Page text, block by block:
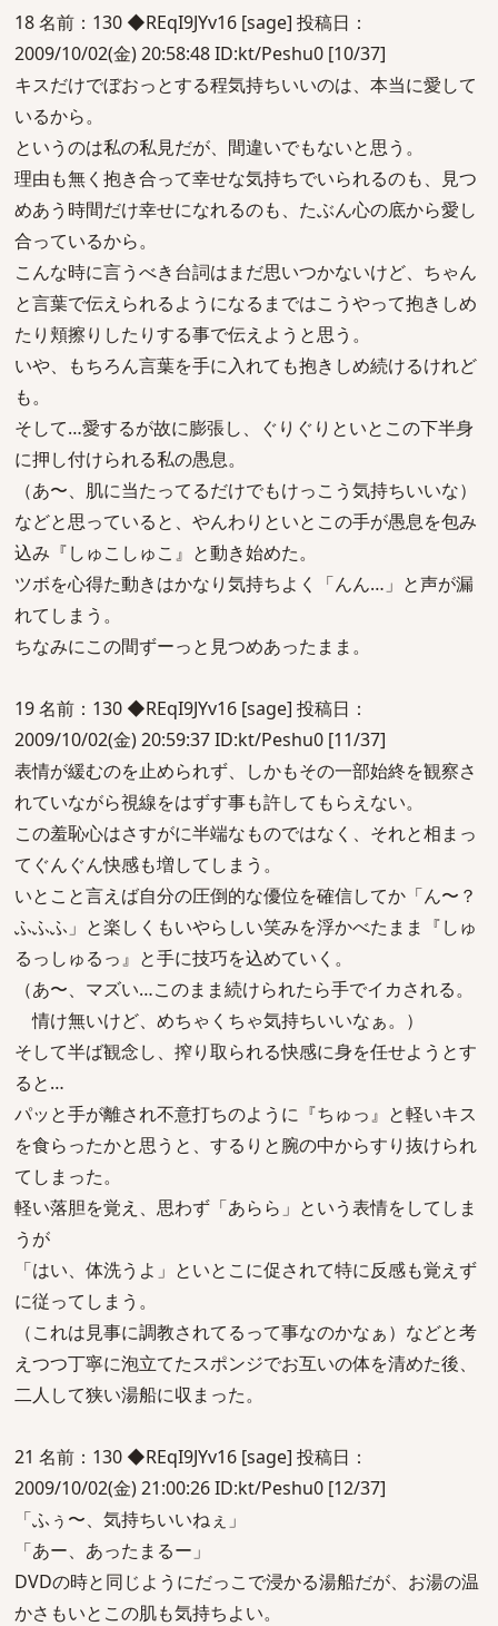
18 名前：130 ◆REqI9JYv16 [sage] 投稿日：
2009/10/02(金) 20:58:48 ID:kt/Peshu0 [10/37]
キスだけでぼおっとする程気持ちいいのは、本当に愛して
いるから。
というのは私の私見だが、間違いでもないと思う。
理由も無く抱き合って幸せな気持ちでいられるのも、見つ
めあう時間だけ幸せになれるのも、たぶん心の底から愛し
合っているから。
こんな時に言うべき台詞はまだ思いつかないけど、ちゃん
と言葉で伝えられるようになるまではこうやって抱きしめ
たり頬擦りしたりする事で伝えようと思う。
いや、もちろん言葉を手に入れても抱きしめ続けるけれど
も。
そして…愛するが故に膨張し、ぐりぐりといとこの下半身
に押し付けられる私の愚息。
（あ〜、肌に当たってるだけでもけっこう気持ちいいな）
などと思っていると、やんわりといとこの手が愚息を包み
込み『しゅこしゅこ』と動き始めた。
ツボを心得た動きはかなり気持ちよく「んん…」と声が漏
れてしまう。
ちなみにこの間ずーっと見つめあったまま。
19 名前：130 ◆REqI9JYv16 [sage] 投稿日：
2009/10/02(金) 20:59:37 ID:kt/Peshu0 [11/37]
表情が緩むのを止められず、しかもその一部始終を観察さ
れていながら視線をはずす事も許してもらえない。
この羞恥心はさすがに半端なものではなく、それと相まっ
てぐんぐん快感も増してしまう。
いとこと言えば自分の圧倒的な優位を確信してか「ん〜？
ふふふ」と楽しくもいやらしい笑みを浮かべたまま『しゅ
るっしゅるっ』と手に技巧を込めていく。
（あ〜、マズい…このまま続けられたら手でイカされる。
情け無いけど、めちゃくちゃ気持ちいいなぁ。）
そして半ば観念し、搾り取られる快感に身を任せようとす
ると…
パッと手が離され不意打ちのように『ちゅっ』と軽いキス
を食らったかと思うと、するりと腕の中からすり抜けられ
てしまった。
軽い落胆を覚え、思わず「あらら」という表情をしてしま
うが
「はい、体洗うよ」といとこに促されて特に反感も覚えず
に従ってしまう。
（これは見事に調教されてるって事なのかなぁ）などと考
えつつ丁寧に泡立てたスポンジでお互いの体を清めた後、
二人して狭い湯船に収まった。
21 名前：130 ◆REqI9JYv16 [sage] 投稿日：
2009/10/02(金) 21:00:26 ID:kt/Peshu0 [12/37]
「ふぅ〜、気持ちいいねぇ」
「あー、あったまるー」
DVDの時と同じようにだっこで浸かる湯船だが、お湯の温
かさもいとこの肌も気持ちよい。